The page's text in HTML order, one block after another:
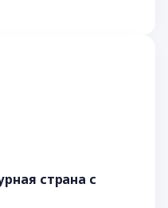
страна с